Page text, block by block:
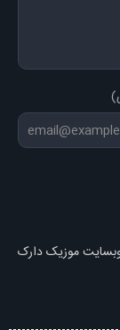
موزیک دارک